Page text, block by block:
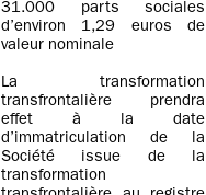
31.000 parts sociales
d’environ 1,29 euros de
valeur nominale
La transformation
transfrontalière prendra
effet à la date
d’immatriculation de la
Société issue de la
transformation